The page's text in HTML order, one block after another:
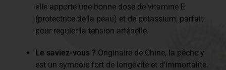
elle apporte une bonne dose de vitamine E
(protectrice de la peau) et de potassium, parfait
pour réguler la tension artérielle.
Le saviez-vous ? Originaire de Chine, la pêche y
est un symbole fort de longévité et d’immortalité.